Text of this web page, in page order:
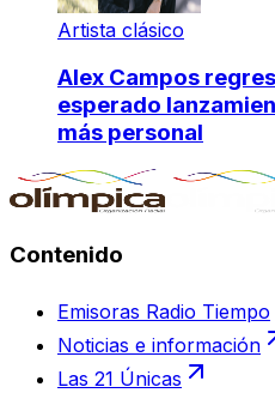
Artista clásico
Alex Campos
esperado
más personal
Contenido
Emisoras Radio Tiempo
Noticias e información
Las 21 Únicas